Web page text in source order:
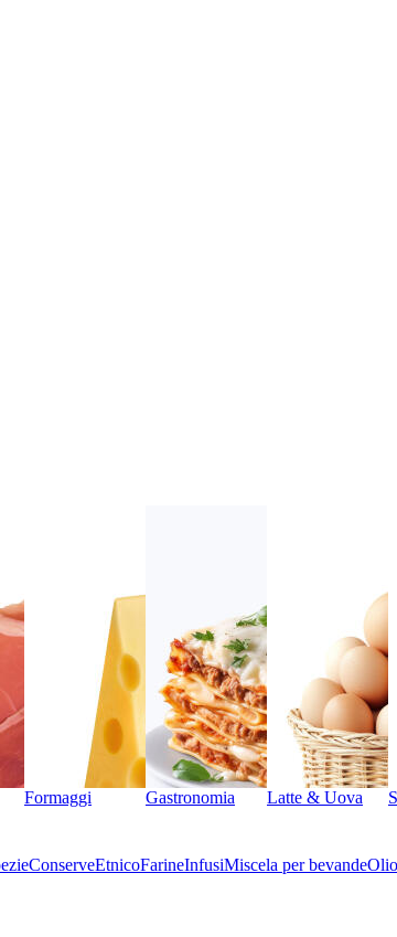
Formaggi Gastronomia Latte & Uova
ConserveEtnicoFarineInfusiMiscela per bevandeOlio